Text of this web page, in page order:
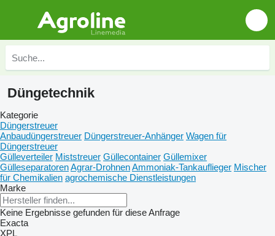
Düngetechnik
Kategorie
Düngerstreuer
Anbaudüngerstreuer Düngerstreuer-Anhänger Wagen für
Düngerstreuer
Gülleverteiler Miststreuer Güllecontainer Güllemixer
GülleseparatorenAgrar-DrohnenAmmoniak-Tankauflieger Mischer
für Chemikalien agrochemische Dienstleistungen
Marke
Keine Ergebnisse gefunden für diese Anfrage
Exacta
XPL